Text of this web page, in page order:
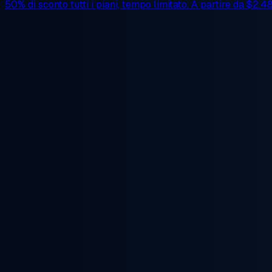
50% di sconto tutti i piani, tempo limitato. A partire da